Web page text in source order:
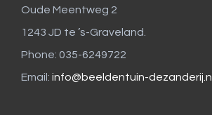
Oude Meentweg 2
1243 JD te ’s-Graveland.
Phone: 035-6249722
Email: info@beeldentuin-dezanderij.nl